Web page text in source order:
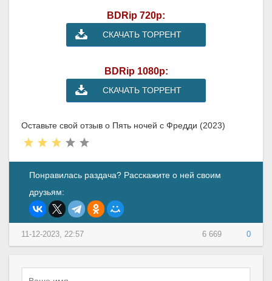
BDRip 720p:
СКАЧАТЬ ТОРРЕНТ
BDRip 1080p:
СКАЧАТЬ ТОРРЕНТ
Оставьте свой отзыв о Пять ночей с Фредди (2023)
Понравилась раздача? Расскажите о ней своим
друзьям:
6 669 0
11-12-2023, 22:57